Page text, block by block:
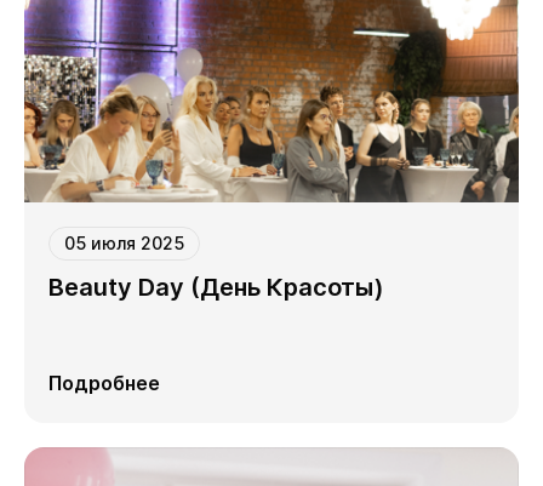
05 июля 2025
Beauty Day (День Красоты)
Подробнее